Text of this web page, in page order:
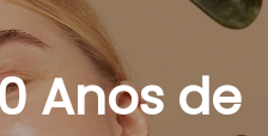
Anos de